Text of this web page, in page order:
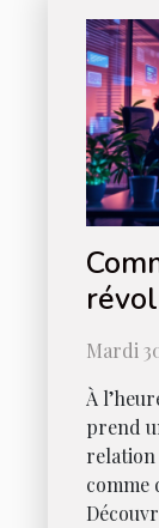
Mardi
À
prend
relation
comme